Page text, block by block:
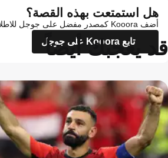
هل استمتعت بهذه القصة؟
أضف Kooora كمصدر مفضل على جوجل للاطلاع على المزيد من تقاريرنا
تابع Kooora على جوجل
قد يعجبك أيضاً